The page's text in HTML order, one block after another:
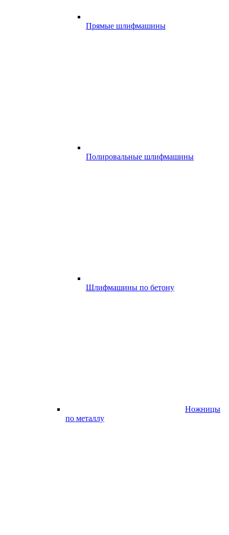
Прямые шлифмашины
Полировальные шлифмашины
Шлифмашины по бетону
Ножницы
по металлу